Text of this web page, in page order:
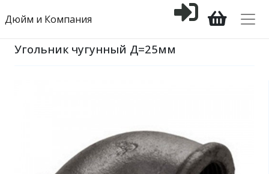
Дюйм и Компания
Угольник чугунный Д=25мм